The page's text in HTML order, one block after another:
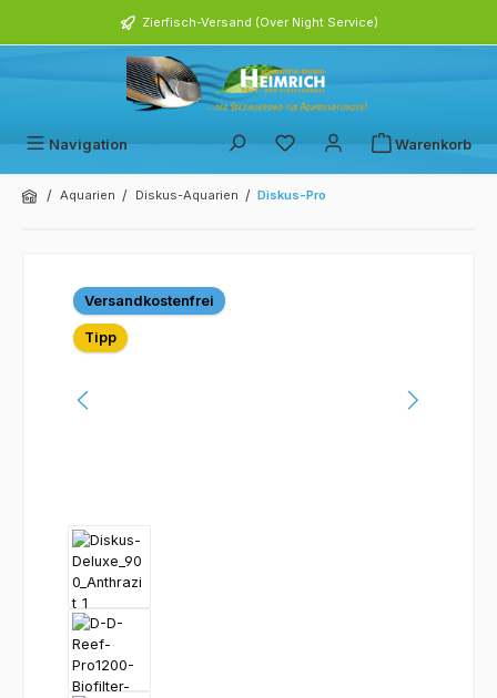
Zierfisch-Versand (Over Night Service)
Navigation Warenkorb
/ Aquarien / Diskus-Aquarien / Diskus-Pro
Bildergalerie überspringen
Versandkostenfrei
Tipp